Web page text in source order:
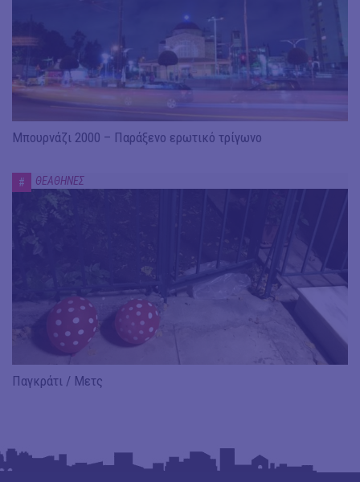
Μπουρνάζι 2000 – Παράξενο ερωτικό τρίγωνο
# ΘΕΑΘΗΝΕΣ
Παγκράτι / Μετς